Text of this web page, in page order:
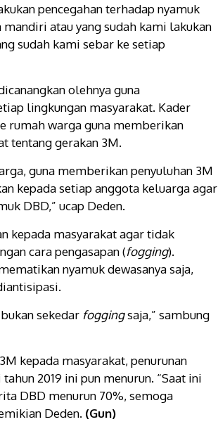
pencegahan terhadap nyamuk
atau yang sudah kami lakukan
sudah kami sebar ke setiap
olehnya guna
lingkungan masyarakat. Kader
rumah warga guna memberikan
tentang gerakan 3M.
guna memberikan penyuluhan 3M
kepada setiap anggota keluarga agar
DBD,” ucap Deden.
kepada masyarakat agar tidak
cara pengasapan (fogging).
nyamuk dewasanya saja,
sekedar foggingsaja,” sambung
kepada masyarakat, penurunan
2019 ini pun menurun. “Saat ini
DBD menurun 70%, semoga
Deden. (Gun)